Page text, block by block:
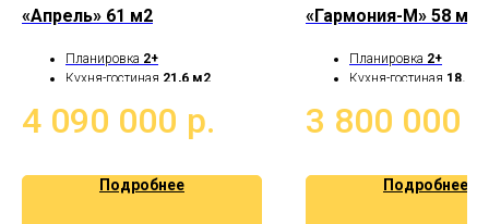
«Апрель» 61 м2
Планировка 2+
Кухня-гостиная 21,6 м2
Скважинав подарок
4 090 000 р.
Подробнее
«Гармония-М» 58 м2
Планировка 2+
Кухня-гостиная 18.7
Скважинав подарок
3 800 000
Подробнее